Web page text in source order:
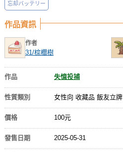
忘却バッテリー
作品資訊
作者
31/棕櫚樹
作品 失憶投捕
性質類別 女性向 收藏品 飯友立牌
價格 100元
發售日期 2025-05-31